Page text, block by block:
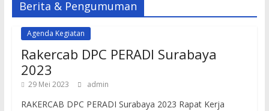
Berita & Pengumuman
Agenda Kegiatan
Rakercab DPC PERADI Surabaya
2023
29 Mei 2023 admin
RAKERCAB DPC PERADI Surabaya 2023 Rapat Kerja